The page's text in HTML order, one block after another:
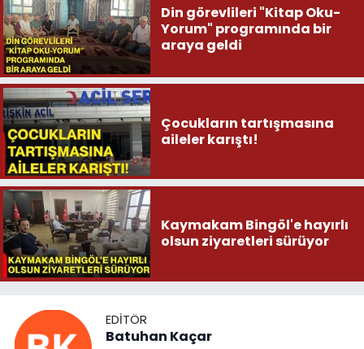
Din görevlileri "Kitap Oku-
Yorum" programında bir
araya geldi
Çocukların tartışmasına
aileler karıştı!
Kaymakam Bingöl'e hayırlı
olsun ziyaretleri sürüyor
EDITÖR
Batuhan Kaçar